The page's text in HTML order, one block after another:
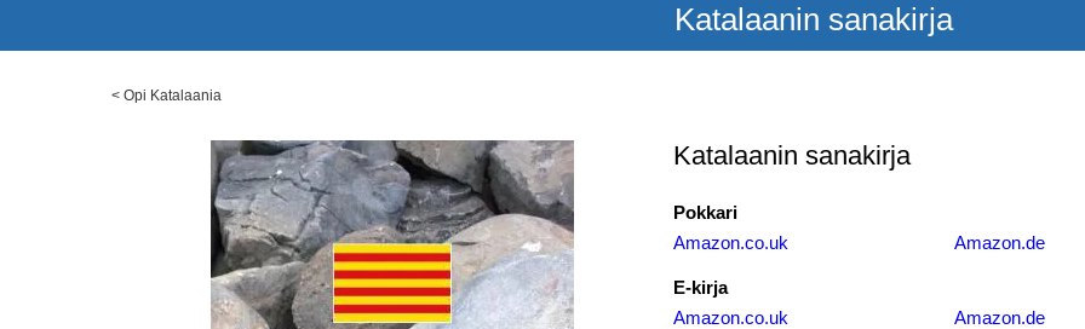
Katalaanin sanakirja
< Opi Katalaania
Katalaanin sanakirja
Pokkari
Amazon.co.uk
Amazon.de
E-kirja
Amazon.co.uk
Amazon.de